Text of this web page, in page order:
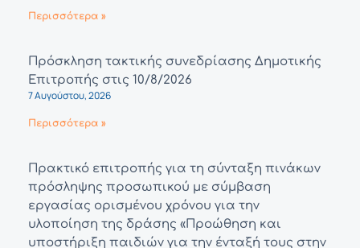
Περισσότερα »
Πρόσκληση τακτικής συνεδρίασης Δημοτικής
Επιτροπής στις 10/8/2026
7 Αυγούστου, 2026
Περισσότερα »
Πρακτικό επιτροπής για τη σύνταξη πινάκων
πρόσληψης προσωπικού με σύμβαση
εργασίας ορισμένου χρόνου για την
υλοποίηση της δράσης «Προώθηση και
υποστήριξη παιδιών για την ένταξή τους στην